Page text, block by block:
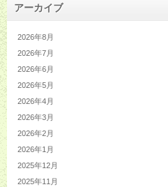
アーカイブ
2026年8月
2026年7月
2026年6月
2026年5月
2026年4月
2026年3月
2026年2月
2026年1月
2025年12月
2025年11月